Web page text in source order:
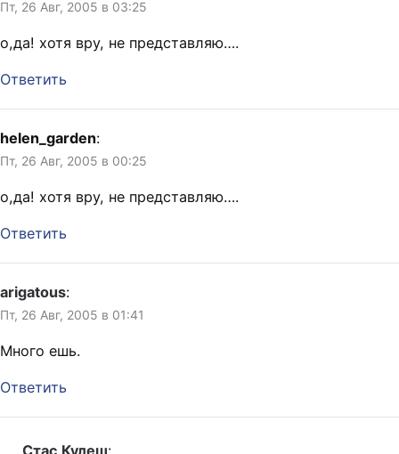
Пт, 26 Авг, 2005 в 03:25
о,да! хотя вру, не представляю….
Ответить
helen_garden:
Пт, 26 Авг, 2005 в 00:25
о,да! хотя вру, не представляю….
Ответить
arigatous:
Пт, 26 Авг, 2005 в 01:41
Много ешь.
Ответить
Стас Кулеш: